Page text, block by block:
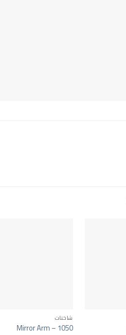
شاحنات
Mirror Arm – 1050